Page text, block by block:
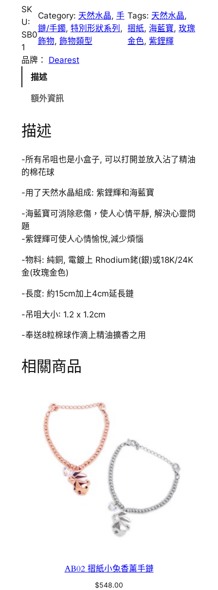
0
1
減
壓
幸
運
晶
薰
手
數
量
SK
U:
SB0
1
Category: 天然水晶, 手
鏈/手鐲, 特別形狀系列
飾物, 飾物類型
Tags: 天然水晶
摺紙, 海藍寶, 玫瑰
金色, 紫鋰輝
品牌： Dearest
描述
額外資訊
描述
-所有吊咀也是小盒子, 可以打開並放入沾了精油
的棉花球
-用了天然水晶組成: 紫鋰輝和海藍寶
-海藍寶可消除悲傷，使人心情平靜, 解決心靈問
題
-紫鋰輝可使人心情愉悅,減少煩惱
-物料: 純銅, 電鍍上 Rhodium銠(銀)或18K/24K
金(玫瑰金色)
-長度: 約15cm加上4cm延長鏈
-吊咀大小: 1.2 x 1.2cm
-奉送8粒棉球作滴上精油擴香之用
相關商品
AB02 摺紙小兔香薰手鏈
$548.00